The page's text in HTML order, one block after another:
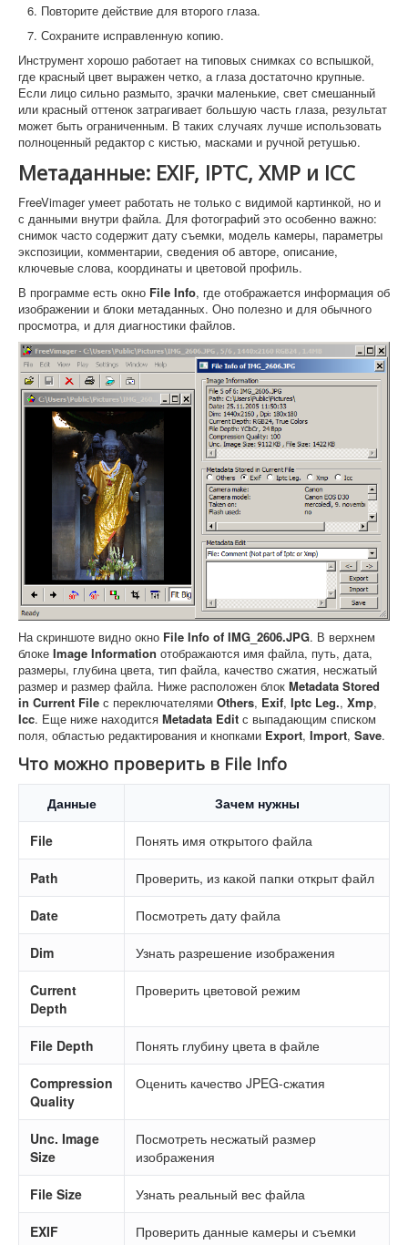
Повторите действие для второго глаза.
Сохраните исправленную копию.
Инструмент хорошо работает на типовых снимках со вспышкой,
где красный цвет выражен четко, а глаза достаточно крупные.
Если лицо сильно размыто, зрачки маленькие, свет смешанный
или красный оттенок затрагивает большую часть глаза, результат
может быть ограниченным. В таких случаях лучше использовать
полноценный редактор с кистью, масками и ручной ретушью.
Метаданные: EXIF, IPTC, XMP и ICC
FreeVimager умеет работать не только с видимой картинкой, но и
с данными внутри файла. Для фотографий это особенно важно:
снимок часто содержит дату съемки, модель камеры, параметры
экспозиции, комментарии, сведения об авторе, описание,
ключевые слова, координаты и цветовой профиль.
В программе есть окно File Info, где отображается информация об
изображении и блоки метаданных. Оно полезно и для обычного
просмотра, и для диагностики файлов.
На скриншоте видно окно File Info of IMG_2606.JPG. В верхнем
блоке Image Information отображаются имя файла, путь, дата,
размеры, глубина цвета, тип файла, качество сжатия, несжатый
размер и размер файла. Ниже расположен блок Metadata Stored
in Current File с переключателями Others, Exif, Iptc Leg., Xmp,
Icc. Еще ниже находится Metadata Edit с выпадающим списком
поля, областью редактирования и кнопками Export, Import, Save.
Что можно проверить в File Info
Данные Зачем нужны
File Понять имя открытого файла
Path Проверить, из какой папки открыт файл
Date Посмотреть дату файла
Dim Узнать разрешение изображения
Current
Depth
Проверить цветовой режим
File Depth Понять глубину цвета в файле
Compression
Quality
Оценить качество JPEG-сжатия
Unc. Image
Size
Посмотреть несжатый размер
изображения
File Size Узнать реальный вес файла
EXIF Проверить данные камеры и съемки